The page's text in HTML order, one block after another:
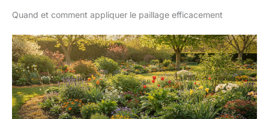
Quand et comment appliquer le paillage efficacement